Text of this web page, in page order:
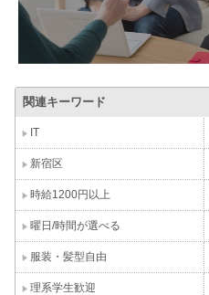
関連キーワード
IT
新宿区
時給1200円以上
曜日/時間が選べる
服装・髪型自由
理系学生歓迎